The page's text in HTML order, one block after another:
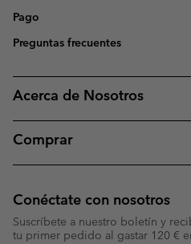
Pago
Preguntas frecuentes
Acerca de Nosotros
Comprar
Conéctate con nosotros
Suscríbete a nuestro boletín y
tu primer pedido al gastar 120 €